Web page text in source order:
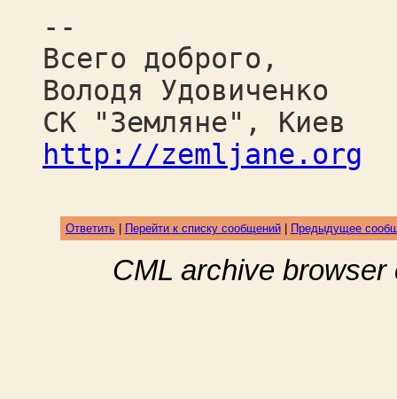
--
Всего доброго,
Володя Удовиченко
СК "Земляне", Киев
http://zemljane.org
Ответить| Перейти к списку сообщений| Предыдущее
CML archive